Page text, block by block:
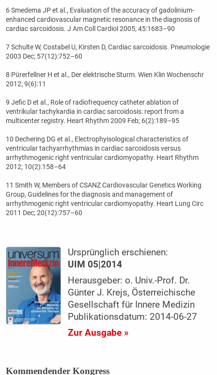
6 Smedema JP et al., Evaluation of the accuracy of gadolinium-
enhanced cardiovascular magnetic resonance in the diagnosis of
cardiac sarcoidosis. J Am Coll Cardiol 2005; 45:1683–90
7 Schulte W, Costabel U, Kirsten D, Cardiac sarcoidosis. Pneumologie
2003 Dec; 57(12):752–60
8 Pürerfellner H et al., Der elektrische Sturm. Wien Klin Wochenschr
2012; 9(6):11
9 Jefic D et al., Role of radiofrequency catheter ablation of
ventrikular tachykardia in cardiac sarcoidosis: report from a
multicenter registry. Heart Rhythm 2009 Feb; 6(2):189–95
10 Dechering DG et al., Electrophyisological characteristics of
ventricular tachyarrhythmias in cardiac sarcoidosis versus
arrhythmogenic right ventricular cardiomyopathy. Heart Rhythm
2012; 10(2):158–64
11 Smith W, Members of CSANZ Cardiovascular Genetics Working
Group, Guidelines for the diagnosis and management of
arrhythmogenic right ventricular cardiomyopathy. Heart Lung Circ
2011 Dec; 20(12):757–60
Ursprünglich erschienen:
UIM 05|2014
Herausgeber: o. Univ.-Prof. Dr.
Günter J. Krejs, Österreichische
Gesellschaft für Innere Medizin
Publikationsdatum: 2014-06-27
Zur Ausgabe »
Kommendender Kongress